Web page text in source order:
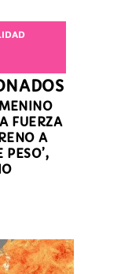
FUERZA
A
PESO’,